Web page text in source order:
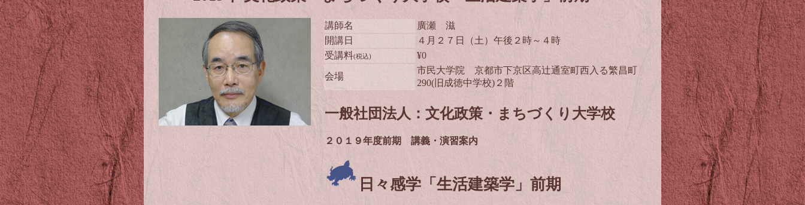
講師名
廣瀬 滋
開講日
４月２７日（土）午後２時～４時
受講料(税込) ¥0
会場
市民大学院 京都市下京区高辻通室町西入る繁昌町
290(旧成徳中学校)２階
一般社団法人：文化政策・まちづくり大学校
２０１９年度前期 講義・演習案内
日々感学「生活建築学」前期